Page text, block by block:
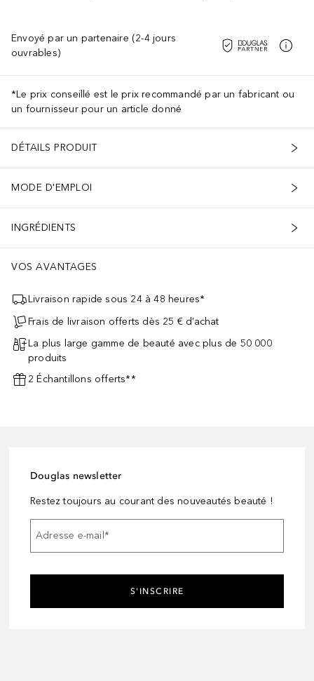
Envoyé par un partenaire (2-4 jours
ouvrables)
*Le prix conseillé est le prix recommandé par un fabricant ou
un fournisseur pour un article donné
DÉTAILS PRODUIT
MODE D'EMPLOI
INGRÉDIENTS
VOS AVANTAGES
Livraison rapide sous 24 à 48 heures*
Frais de livraison offerts dès 25 € d’achat
La plus large gamme de beauté avec plus de 50 000
produits
2 Échantillons offerts**
Douglas newsletter
Restez toujours au courant des nouveautés beauté !
Adresse e-mail*
S'INSCRIRE